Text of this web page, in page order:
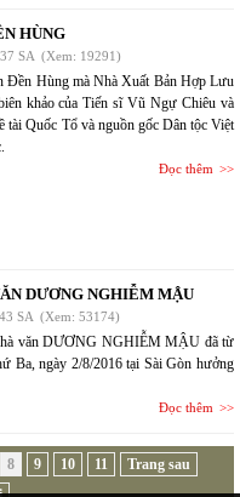
HÙNG
SA (Xem: 19291)
Đền Hùng mà Nhà Xuất Bản Hợp Lưu
khảo của Tiến sĩ Vũ Ngự Chiêu và
tài Quốc Tổ và nguồn gốc Dân tộc Việt
Đọc thêm
DƯƠNG NGHIỄM MẬU
SA (Xem: 53174)
văn DƯƠNG NGHIỄM MẬU đã từ
Ba, ngày 2/8/2016 tại Sài Gòn hưởng
Đọc thêm
8 9 10 11
Trang sau